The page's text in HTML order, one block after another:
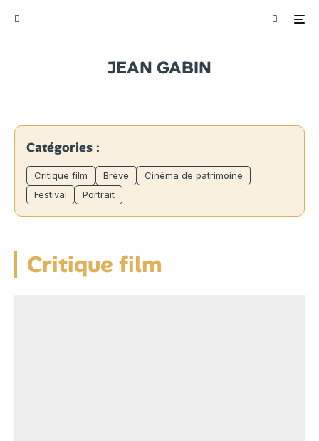
JEAN GABIN
Catégories :
Critique film Brève
Cinéma de patrimoine
Festival
Portrait
Critique film